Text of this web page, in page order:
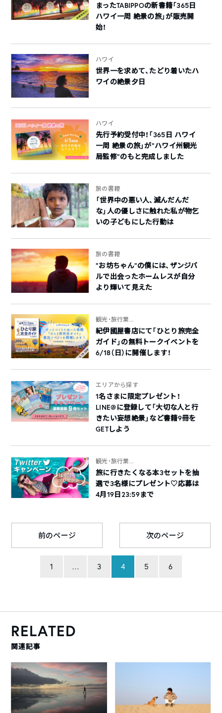
まったTABIPPOの新書籍「365日
ハワイ一周 絶景の旅」が販売開
始！
ハワイ
世界一を求めて、たどり着いたハ
ワイの絶景夕日
ハワイ
先行予約受付中！「365日 ハワイ
一周 絶景の旅」が”ハワイ州観光
局監修”のもと完成しました
旅の書籍
「世界中の悪い人、滅んだんだ
な」人の優しさに触れた私が物乞
いの子どもにした行動は
旅の書籍
“お坊ちゃん”の僕には、ザンジバ
ルで出会ったホームレスが自分
より輝いて見えた
観光・旅行業...
紀伊國屋書店にて「ひとり旅完全
ガイド」の無料トークイベントを
6/18（日）に開催します！
エリアから探す
1名さまに限定プレゼント！
LINE@に登録して「大切な人と行
きたい妄想絶景」など書籍9冊を
GETしよう
観光・旅行業...
旅に行きたくなる本3セットを抽
選で3名様にプレゼント♡応募は
4月19日23:59まで
前のページ
1 … 3 4 5 6
次のページ
RELATED
関連記事